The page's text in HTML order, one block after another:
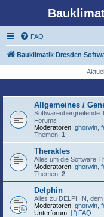
FAQ
Bauklimatik Dresden
Allgemeines /
Softwareübergreifende
Forums
Moderatoren: ghorwin
Themen: 1
Therakles
Alles um die Software
Moderatoren: ghorwin
Themen: 2
Delphin
Alles zu DELPHIN,
Moderatoren: ghorwin
Unterforum:
FAQ